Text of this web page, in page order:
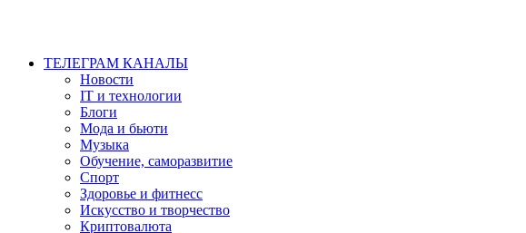
ТЕЛЕГРАМ КАНАЛЫ
Новости
IT и технологии
Блоги
Мода и бьюти
Музыка
Обучение, саморазвитие
Спорт
Здоровье и фитнесс
Искусство и творчество
Криптовалюта